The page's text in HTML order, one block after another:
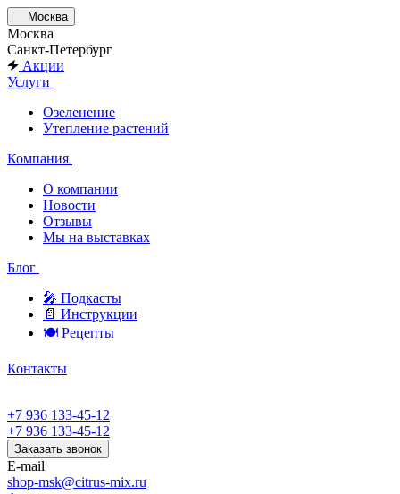
Москва
Москва
Санкт-Петербург
Акции
Услуги
Озеленение
Утепление растений
Компания
О компании
Новости
Отзывы
Мы на выставках
Блог
🎤︎︎ Подкасты
📄 Инструкции
🍽 Рецепты
Контакты
+7 936 133-45-12
+7 936 133-45-12
Заказать звонок
E-mail
shop-msk@citrus-mix.ru